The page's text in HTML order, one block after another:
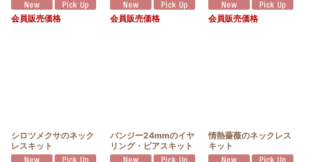
会員販売価格 会員販売価格 会員販売価格
シロツメクサのネック
レスキット
パンジー24mmのイヤ
リング・ピアスキット
情熱薔薇のネックレス
キット